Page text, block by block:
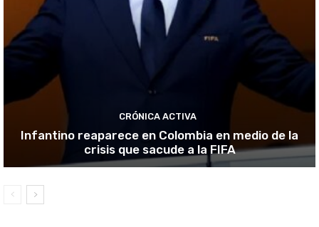
CRÓNICA ACTIVA
Infantino reaparece en Colombia en medio de la
crisis que sacude a la FIFA